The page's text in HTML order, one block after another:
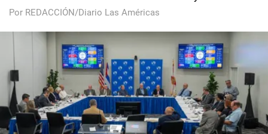
Por REDACCIÓN/Diario Las Américas